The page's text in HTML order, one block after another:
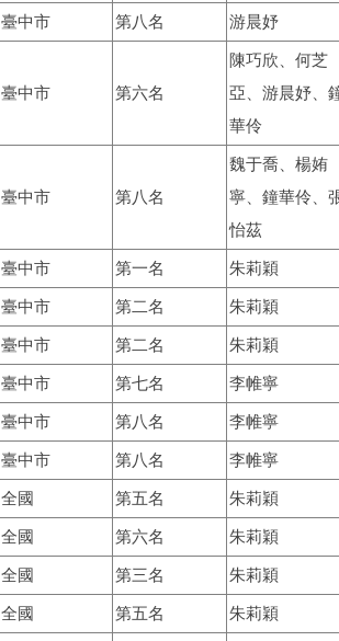
臺中市 第八名 游晨妤
臺中市 第六名
陳巧欣、何芝
亞、游晨妤、
華伶
臺中市 第八名
魏于喬、楊姷
寧、鐘華伶、
怡茲
臺中市 第一名 朱莉穎
臺中市 第二名 朱莉穎
臺中市 第二名 朱莉穎
臺中市 第七名 李帷寧
臺中市 第八名 李帷寧
臺中市 第八名 李帷寧
全國 第五名 朱莉穎
全國 第六名 朱莉穎
全國 第三名 朱莉穎
全國 第五名 朱莉穎